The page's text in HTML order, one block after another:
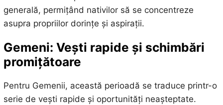
generală, permițând nativilor să se concentreze
asupra propriilor dorințe și aspirații.
Gemeni: Vești rapide și schimbări
promițătoare
Pentru Gemenii, această perioadă se traduce printr-o
serie de vești rapide și oportunități neașteptate.